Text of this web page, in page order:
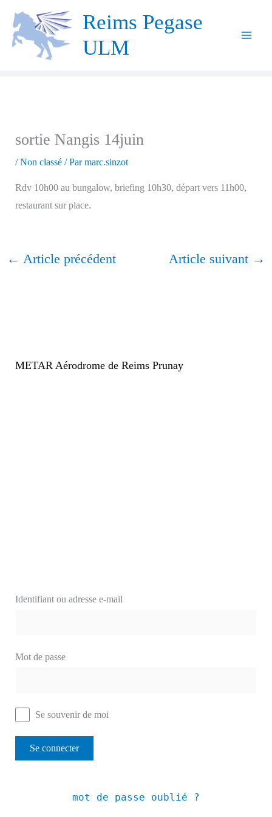
contenu
Reims Pegase
ULM
sortie Nangis 14juin
/Non classé/ Parmarc.sinzot
Rdv 10h00 au bungalow, briefing 10h30, départ vers 11h00,
restaurant sur place.
← Article précédent Article suivant →
METAR Aérodrome de Reims Prunay
Identifiant ou adresse e-mail
Mot de passe
Se souvenir de moi
mot de passe oublié ?